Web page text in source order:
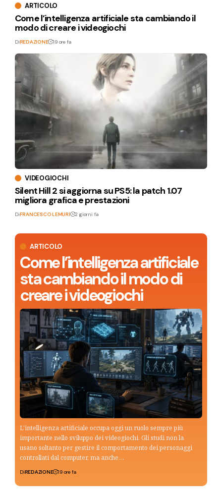
ARTICOLO
Come l’intelligenza artificiale
sta cambiando il modo di
creare i videogiochi
L'intelligenza artificiale occupa oggi un ruolo sempre più
importante nello sviluppo dei videogiochi. Gli studi non la
usano soltanto per gestire il comportamento dei personaggi
controllati dal computer, ma anche…
DiREDAZIONE 19 ore fa
ARTICOLO
Come l’intelligenza artificiale sta cambiando il
modo di creare i videogiochi
DiREDAZIONE 19 ore fa
VIDEOGIOCHI
Silent Hill 2 si aggiorna su PS5: la patch 1.07
migliora grafica e prestazioni
DiFRANCESCO LEMURI 2 giorni fa